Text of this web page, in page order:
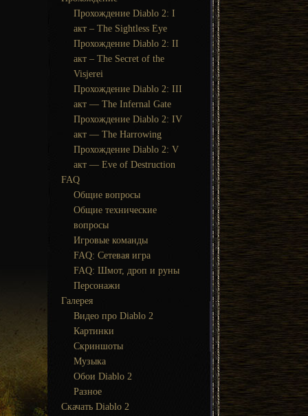
Прохождение Diablo 2: I
акт – The Sightless Eye
Прохождение Diablo 2: II
акт – The Secret of the
Visjerei
Прохождение Diablo 2: III
акт — The Infernal Gate
Прохождение Diablo 2: IV
акт — The Harrowing
Прохождение Diablo 2: V
акт — Eve of Destruction
FAQ
Общие вопросы
Общие технические
вопросы
Игровые команды
FAQ: Сетевая игра
FAQ: Шмот, дроп и руны
Персонажи
Галерея
Видео про Diablo 2
Картинки
Скриншоты
Музыка
Обои Diablo 2
Разное
Скачать Diablo 2